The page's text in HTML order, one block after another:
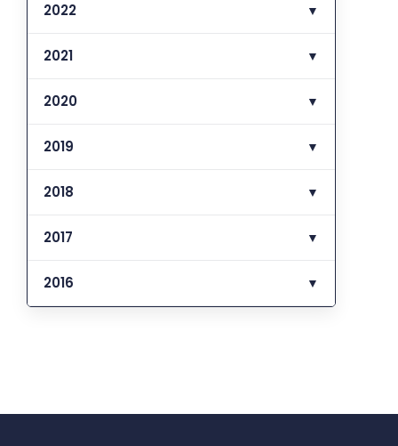
2022 ▼
2021 ▼
2020 ▼
2019 ▼
2018 ▼
2017 ▼
2016 ▼